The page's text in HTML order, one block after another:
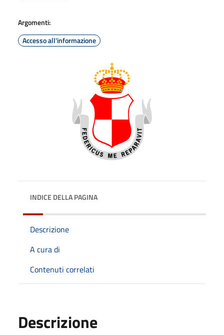
Argomenti:
Accesso all'informazione
INDICE DELLA PAGINA
Descrizione
A cura di
Contenuti correlati
Descrizione